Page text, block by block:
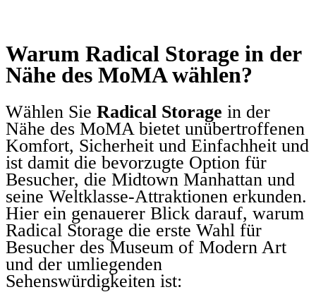
Warum Radical Storage in der
Nähe des MoMA wählen?
Wählen Sie Radical Storage in der
Nähe des MoMA bietet unübertroffenen
Komfort, Sicherheit und Einfachheit und
ist damit die bevorzugte Option für
Besucher, die Midtown Manhattan und
seine Weltklasse-Attraktionen erkunden.
Hier ein genauerer Blick darauf, warum
Radical Storage die erste Wahl für
Besucher des Museum of Modern Art
und der umliegenden
Sehenswürdigkeiten ist: